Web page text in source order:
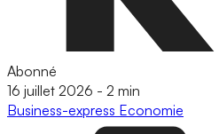
Abonné
16 juillet 2026 - 2 min
Business-express Economie